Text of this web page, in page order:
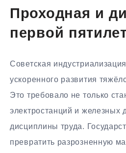
Проходная и
первой
Советская
ускоренного развития
Это требовало не только
электростанций и железных
дисциплины труда.
превратить разрозненную